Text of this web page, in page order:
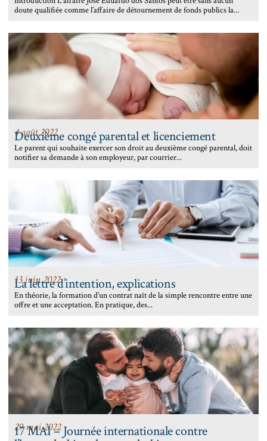
doute qualifiée comme l’affaire de détournement de fonds publics la...
4 août 2022
Deuxième congé parental et licenciement
Le parent qui souhaite exercer son droit au deuxième congé parental, doit
notifier sa demande à son employeur, par courrier...
13 juin 2022
La lettre d’intention, explications
En théorie, la formation d’un contrat naît de la simple rencontre entre une
offre et une acceptation. En pratique, des...
29 mai 2022
17 MAI – Journée internationale contre